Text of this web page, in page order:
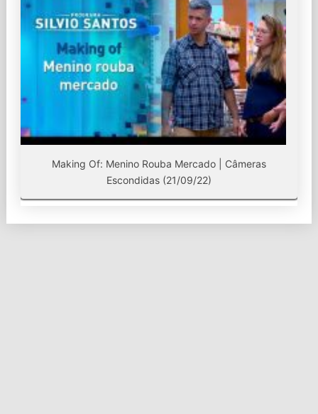
Making Of: Menino Rouba Mercado | Câmeras
Escondidas (21/09/22)